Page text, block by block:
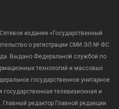
издание «Государственный
о регистрации СМИ ЭЛ № ФС
Выдано Федеральной службой по
технологий и массовых
государственное унитарное
государственная телевизионная и
редактор Главной редакции